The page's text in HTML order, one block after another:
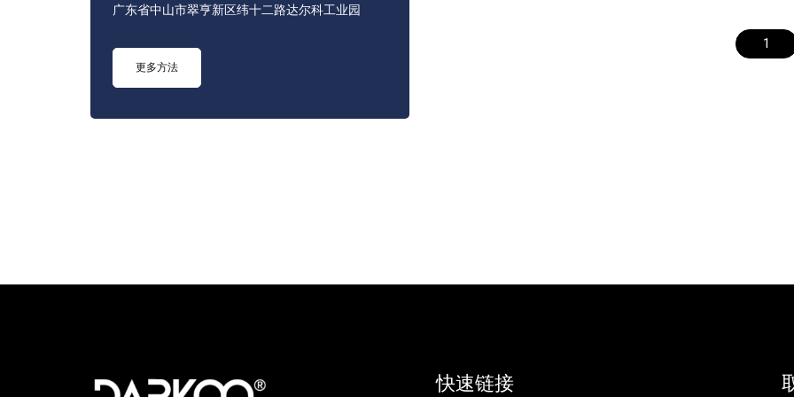
广东省中山市翠亨新区纬十二路达尔科工业园
更多方法
1
快速链接